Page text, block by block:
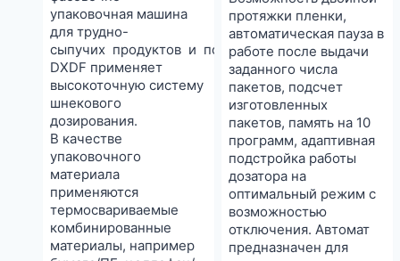
упаковочная машина
для трудно-
сыпучих продуктов и порошков серии
DXDF применяет
высокоточную систему
шнекового
дозирования.
В качестве
упаковочного
материала
применяются
термосвариваемые
комбинированные
материалы, например
протяжки пленки,
автоматическая пауза в
работе после выдачи
заданного числа
пакетов, подсчет
изготовленных
пакетов, память на 10
программ, адаптивная
подстройка работы
дозатора на
оптимальный режим с
возможностью
отключения. Автомат
предназначен для